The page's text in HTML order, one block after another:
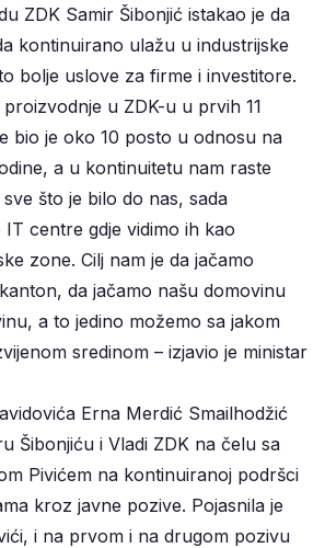
ZDK Samir Šibonjić istakao je da
kontinuirano ulažu u industrijske
bolje uslove za firme i investitore.
u ZDK-u u prvih 11
bio je oko 10 posto u odnosu na
a u kontinuitetu nam raste
što je bilo do nas, sada
centre gdje vidimo ih kao
zone. Cilj nam je da jačamo
da jačamo našu domovinu
a to jedino možemo sa jakom
sredinom – izjavio je ministar
Erna Merdić Smailhodžić
Šibonjiću i Vladi ZDK na čelu sa
Pivićem na kontinuiranoj podršci
kroz javne pozive. Pojasnila je
i na prvom i na drugom pozivu